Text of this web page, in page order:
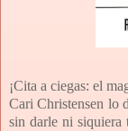
¡Cita a ciegas: el
Cari Christensen lo
sin darle ni siquiera